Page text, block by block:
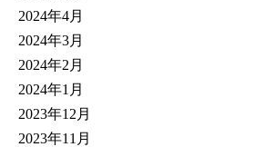
2024年4月
2024年3月
2024年2月
2024年1月
2023年12月
2023年11月